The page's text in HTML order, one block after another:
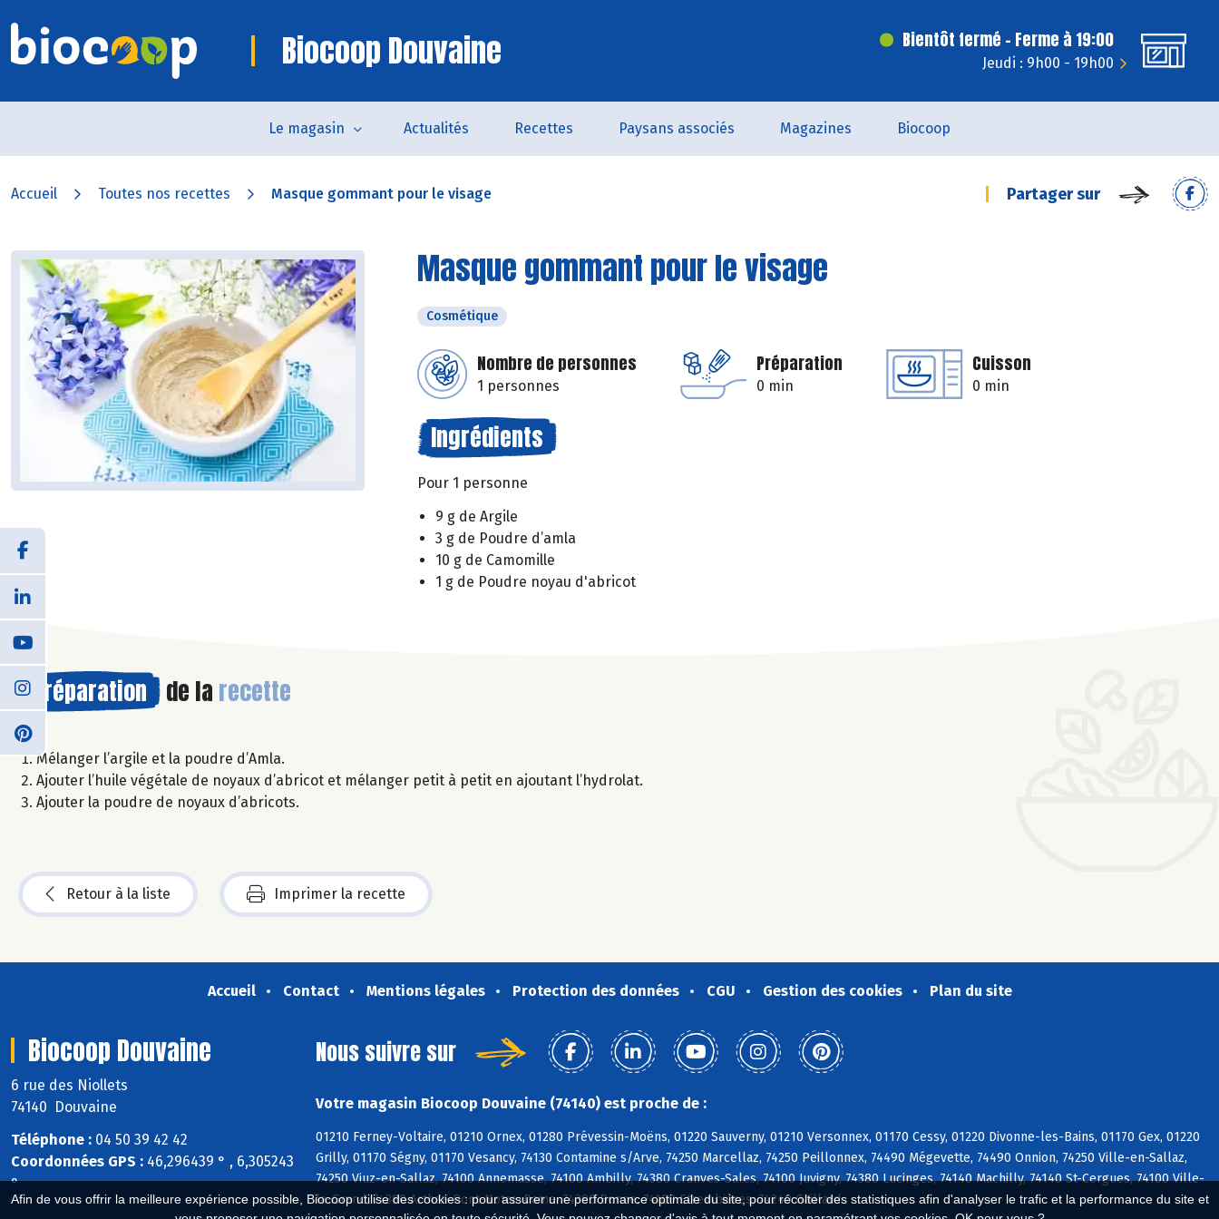
Afin de vous offrir la meilleure expérience possible, Biocoop utilise des cookies : pour assurer une performance optimale du site, pour récolter des statistiques afin d'analyser le trafic et la performance du site et
Biocoop Douvaine Bientôt fermé - Ferme à 19:00
Jeudi : 9h00 - 19h00
Le magasin Actualités Recettes Paysans associés Magazines Biocoop
Accueil Toutes nos recettes Masque gommant pour le visage Partager sur
Masque gommant pour le visage
Cosmétique
Nombre de personnes
1 personnes
Préparation
0 min
Cuisson
0 min
Ingrédients
Pour 1 personne
9 g de Argile
3 g de Poudre d’amla
10 g de Camomille
1 g de Poudre noyau d'abricot
Préparation de la recette
Mélanger l’argile et la poudre d’Amla.
Ajouter l’huile végétale de noyaux d’abricot et mélanger petit à petit en ajoutant l’hydrolat.
Ajouter la poudre de noyaux d’abricots.
Retour à la liste Imprimer la recette
Accueil Contact Mentions légales Protection des données CGU Gestion des cookies Plan du site
Biocoop Douvaine
6 rue des Niollets
74140 Douvaine
Téléphone : 04 50 39 42 42
Coordonnées GPS : 46,296439 ° , 6,305243
°
Nous suivre sur
Votre magasin Biocoop Douvaine (74140) est proche de :
01210 Ferney-Voltaire, 01210 Ornex, 01280 Prévessin-Moëns, 01220 Sauverny, 01210 Versonnex, 01170 Cessy, 01220 Divonne-les-Bains, 01170 Gex, 01220
Grilly, 01170 Ségny, 01170 Vesancy, 74130 Contamine s/Arve, 74250 Marcellaz, 74250 Peillonnex, 74490 Mégevette, 74490 Onnion, 74250 Ville-en-Sallaz,
74250 Viuz-en-Sallaz, 74100 Annemasse, 74100 Ambilly, 74380 Cranves-Sales, 74100 Juvigny, 74380 Lucinges, 74140 Machilly, 74140 St-Cergues, 74100 Ville-
la-Grand, 74380 Arthaz-Pont-Notre-Dame, 74380 Bonne, 74100 Etrembières, 74240 Gaillard